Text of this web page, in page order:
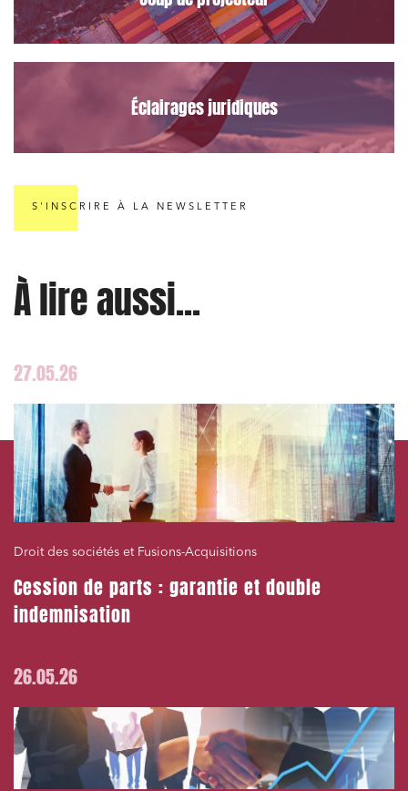
Éclairages juridiques
S'INSCRIRE À LA NEWSLETTER
À lire aussi...
27.05.26
Droit des sociétés et Fusions-Acquisitions
Cession de parts : garantie et double
indemnisation
26.05.26